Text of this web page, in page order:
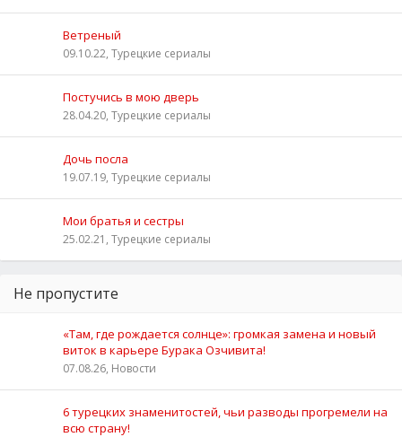
Ветреный
09.10.22, Турецкие сериалы
Постучись в мою дверь
28.04.20, Турецкие сериалы
Дочь посла
19.07.19, Турецкие сериалы
Мои братья и сестры
25.02.21, Турецкие сериалы
Не пропустите
«Там, где рождается солнце»: громкая замена и новый
виток в карьере Бурака Озчивита!
07.08.26, Новости
6 турецких знаменитостей, чьи разводы прогремели на
всю страну!